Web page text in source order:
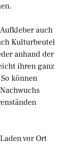
auch
Kulturbeutel
anhand der
ihren ganz
können
vor Ort